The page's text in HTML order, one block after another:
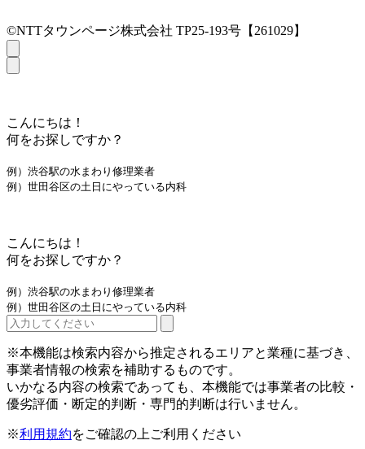
©NTTタウンページ株式会社 TP25-193号【261029】
こんにちは！
何をお探しですか？
例）渋谷駅の水まわり修理業者
例）世田谷区の土日にやっている内科
こんにちは！
何をお探しですか？
例）渋谷駅の水まわり修理業者
例）世田谷区の土日にやっている内科
※本機能は検索内容から推定されるエリアと業種に基づき、
事業者情報の検索を補助するものです。
いかなる内容の検索であっても、本機能では事業者の比較・
優劣評価・断定的判断・専門的判断は行いません。
※利用規約をご確認の上ご利用ください